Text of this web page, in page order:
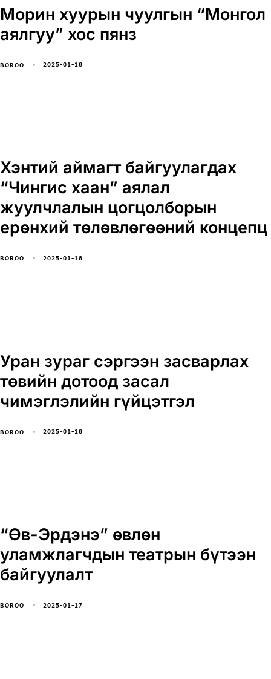
Морин хуурын чуулгын “Монгол
аялгуу” хос пянз
BOROO 2025-01-18
Хэнтий аймагт байгуулагдах
“Чингис хаан” аялал
жуулчлалын цогцолборын
ерөнхий төлөвлөгөөний концепц
BOROO 2025-01-18
Уран зураг сэргээн засварлах
төвийн дотоод засал
чимэглэлийн гүйцэтгэл
BOROO 2025-01-18
“Өв-Эрдэнэ” өвлөн
уламжлагчдын театрын бүтээн
байгуулалт
BOROO 2025-01-17